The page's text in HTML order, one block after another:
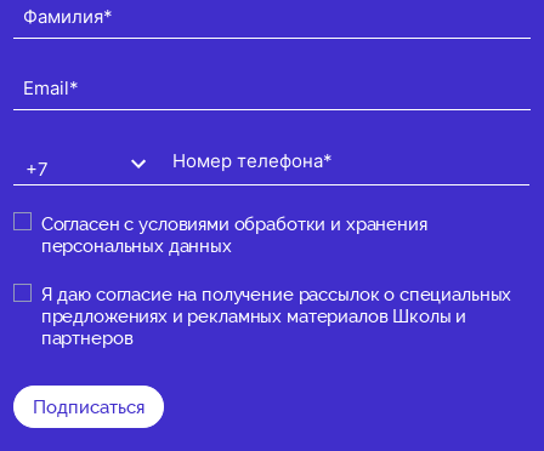
Согласен сусловиями обработки и хранения
персональных данных
Я даю согласие на получение рассылок о специальных
предложениях и рекламных материалов Школы и
партнеров
Подписаться